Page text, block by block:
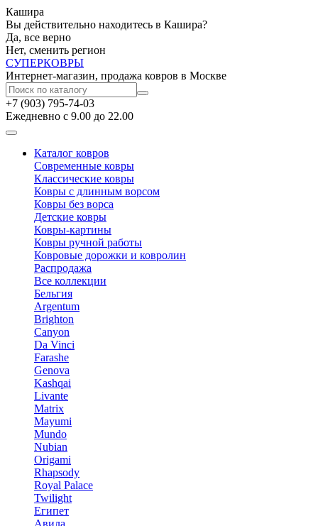
Кашира
Вы действительно находитесь в Кашира?
Да, все верно
Нет, сменить регион
СУПЕРКОВРЫ
Интернет-магазин, продажа ковров в Москве
+7 (903) 795-74-03
Ежедневно с 9.00 до 22.00
Каталог ковров
Современные ковры
Классические ковры
Ковры с длинным ворсом
Ковры без ворса
Детские ковры
Ковры-картины
Ковры ручной работы
Ковровые дорожки и ковролин
Распродажа
Все коллекции
Бельгия
Argentum
Brighton
Canyon
Da Vinci
Farashe
Genova
Kashqai
Livante
Matrix
Mayumi
Mundo
Nubian
Origami
Rhapsody
Royal Palace
Twilight
Египет
Авила